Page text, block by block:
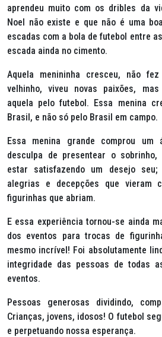
aprendeu muito com os dribles da
Noel não existe e que não é uma
escadas com a bola de futebol entre
escada ainda no cimento.
Aquela menininha cresceu, não
velhinho, viveu novas paixões,
aquela pelo futebol. Essa menina
Brasil, e não só pelo Brasil em campo.
Essa menina grande comprou um
desculpa de presentear o
estar satisfazendo um desejo
alegrias e decepções que vieram
figurinhas que abriam.
E essa experiência tornou-se ainda
dos eventos para trocas de
mesmo incrível! Foi absolutamente
integridade das pessoas de todas
eventos.
Pessoas generosas dividindo,
Crianças, jovens, idosos! O futebol
e perpetuando nossa esperança.